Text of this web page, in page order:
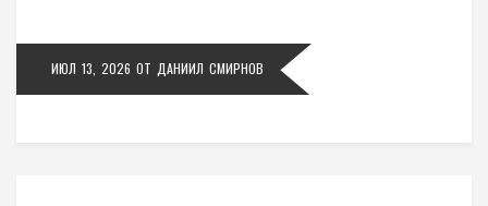
ИЮЛ 13, 2026 ОТ ДАНИИЛ СМИРНОВ